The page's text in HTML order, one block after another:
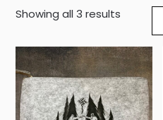
Showing all 3 results